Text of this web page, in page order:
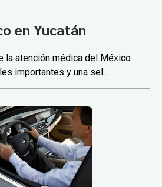
en Yucatán
la atención médica del México
importantes y una sel...